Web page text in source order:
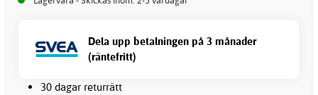
Dela upp betalningen på 3 månader
(räntefritt)
30 dagar returrätt